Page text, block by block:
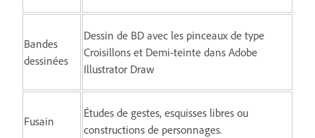
Bandes
dessinées
Dessin de BD avec les pinceaux de type
Croisillons et Demi-teinte dans Adobe
Illustrator Draw
Fusain
Études de gestes, esquisses libres ou
constructions de personnages.